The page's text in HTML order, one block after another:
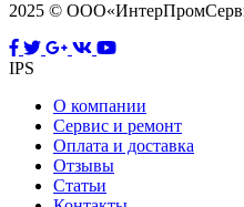
2025 ©
IPS
О компании
Сервис и ремонт
Оплата и доставка
Отзывы
Статьи